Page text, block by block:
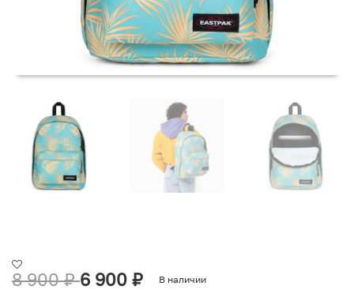
8 900₽ 6 900 ₽ В наличии